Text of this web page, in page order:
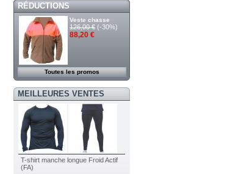
RÉDUCTIONS
Veste chasse
126,00 € (-30%)
88,20 €
Toutes les promos
MEILLEURES VENTES
T-shirt manche longue Froid Actif
(FA)